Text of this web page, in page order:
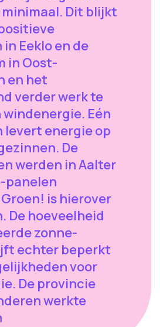
Dit blijkt
Eeklo en de
in Oost-
en het
verder werk te
windenergie. Eén
levert energie op
De
werden in Aalter
panelen
is hierover
De hoeveelheid
zonne-
echter beperkt
voor
De provincie
werkte